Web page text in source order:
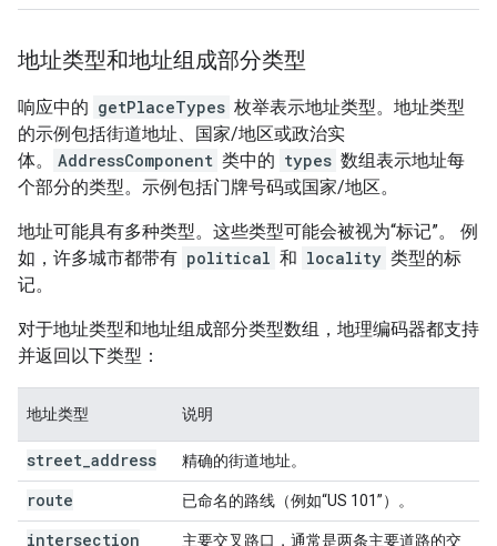
地址类型和地址组成部分类型
响应中的 getPlaceTypes 枚举表示地址类型。 地址类型
的示例包括街道地址、国家/地区或政治实
体。
AddressComponent 类中的 types 数组表示地址每
个部分的类型。示例包括门牌号码或国家/地区。
地址可能具有多种类型。这些类型可能会被视为“标记”。 例
如，许多城市都带有 political 和 locality 类型的标
记。
对于地址类型和地址组成部分类型数组，地理编码器都支持
并返回以下类型：
地址类型 说明
street address 精确的街道地址。
route 已命名的路线（例如“US 101”）。
intersection
主要交叉路口，通常是两条主要道路的交